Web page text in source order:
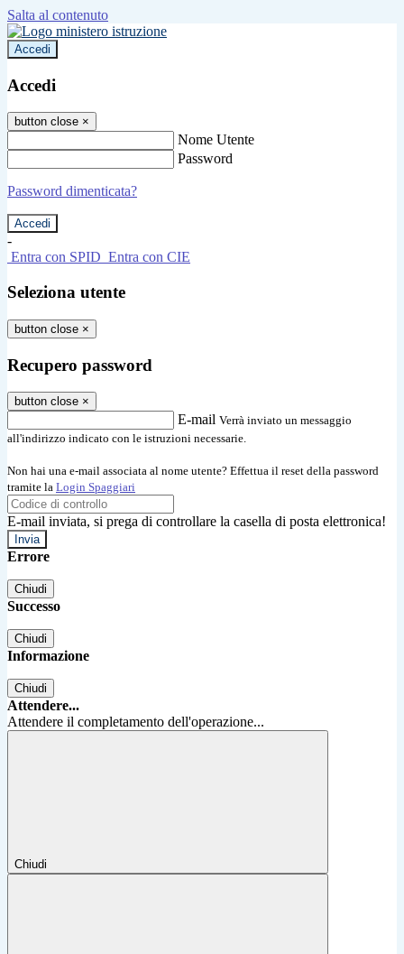
Salta al contenuto
Accedi
Accedi
button close ×
Nome Utente
Password
Password dimenticata?
-
Entra con SPID Entra con CIE
Seleziona utente
button close ×
Recupero password
button close ×
E-mail Verrà inviato un messaggio
all'indirizzo indicato con le istruzioni necessarie.
Non hai una e-mail associata al nome utente? Effettua il reset della password
tramite la Login Spaggiari
E-mail inviata, si prega di controllare la casella di posta elettronica!
Errore
Chiudi
Successo
Chiudi
Informazione
Chiudi
Attendere...
Attendere il completamento dell'operazione...
Chiudi